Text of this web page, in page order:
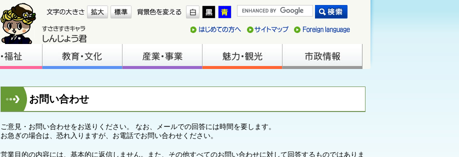
お問い合わせ
ご意見・お問い合わせをお送りください。 なお、メールでの回答には時間を要します。
お急ぎの場合は、恐れ入りますが、お電話でお問い合わせください。
営業目的の内容には、基本的に返信しません。また、その他すべてのお問い合わせに対して回答するものではありま